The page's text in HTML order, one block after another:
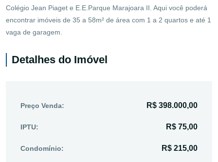
Colégio Jean Piaget e E.E.Parque Marajoara II. Aqui você poderá
encontrar imóveis de 35 a 58m² de área com 1 a 2 quartos e até 1
vaga de garagem.
Detalhes do Imóvel
Preço Venda: R$ 398.000,00
IPTU: R$ 75,00
Condomínio: R$ 215,00